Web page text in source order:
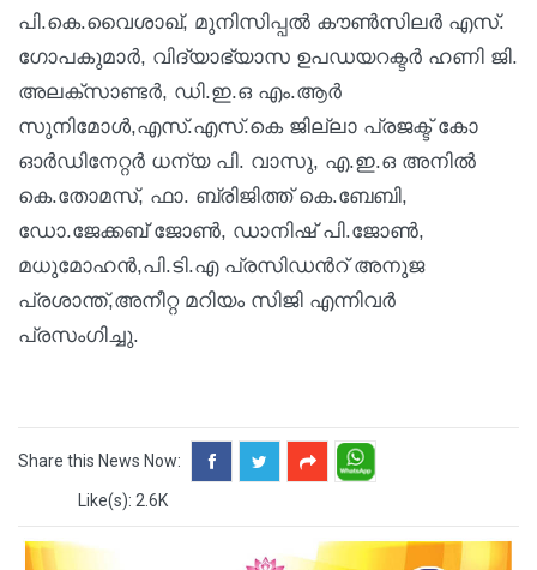
പി.കെ.വൈശാഖ്, മുനിസിപ്പല്‍ കൗണ്‍സിലര്‍ എസ്.
ഗോപകുമാര്‍, വിദ്യാഭ്യാസ ഉപഡയറക്ടര്‍ ഹണി ജി.
അലക്‌സാണ്ടര്‍, ഡി.ഇ.ഒ എം.ആര്‍
സുനിമോള്‍,എസ്.എസ്.കെ ജില്ലാ പ്രജക്ട് കോ
ഓര്‍ഡിനേറ്റര്‍ ധന്യ പി. വാസു, എ.ഇ.ഒ അനില്‍
കെ.തോമസ്, ഫാ. ബ്രിജിത്ത് കെ.ബേബി,
ഡോ.ജേക്കബ് ജോണ്‍, ഡാനിഷ് പി.ജോണ്‍,
മധുമോഹന്‍,പി.ടി.എ പ്രസിഡന്‍റ് അനുജ
പ്രശാന്ത്,അനീറ്റ മറിയം സിജി എന്നിവര്‍
പ്രസംഗിച്ചു.
Share this News Now:
Like(s): 2.6K